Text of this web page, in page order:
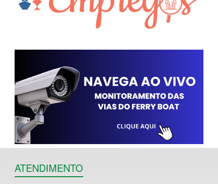
ATENDIMENTO